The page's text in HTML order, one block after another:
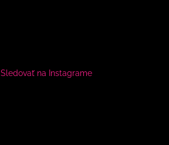
Sledovať na Instagrame